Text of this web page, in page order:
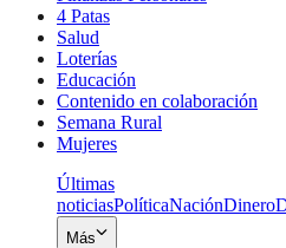
4 Patas
Salud
Loterías
Educación
Contenido en colaboración
Semana Rural
Mujeres
Últimas
noticiasPolíticaNaciónDinero
Más